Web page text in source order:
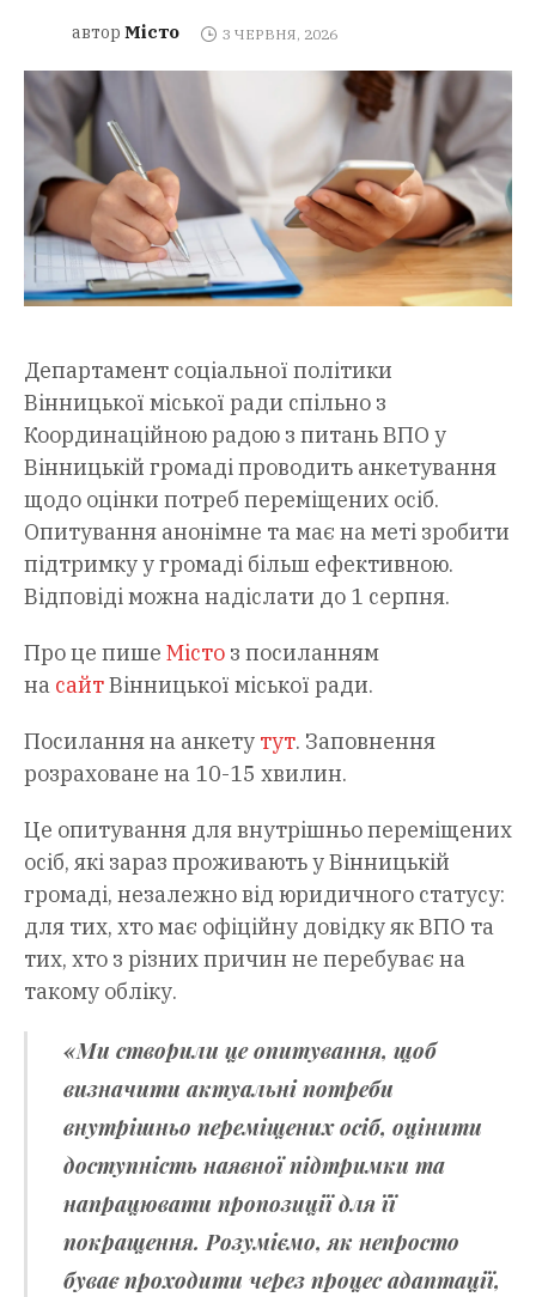
автор Місто 3 ЧЕРВНЯ, 2026
Департамент соціальної політики
Вінницької міської ради спільно з
Координаційною радою з питань ВПО у
Вінницькій громаді проводить анкетування
щодо оцінки потреб переміщених осіб.
Опитування анонімне та має на меті зробити
підтримку у громаді більш ефективною.
Відповіді можна надіслати до 1 серпня.
Про це пише Місто з посиланням
на сайтВінницької міської ради.
Посилання на анкету тут. Заповнення
розраховане на 10-15 хвилин.
Це опитування для внутрішньо переміщених
осіб, які зараз проживають у Вінницькій
громаді, незалежно від юридичного статусу:
для тих, хто має офіційну довідку як ВПО та
тих, хто з різних причин не перебуває на
такому обліку.
«Ми створили це опитування, щоб
визначити актуальні потреби
внутрішньо переміщених осіб, оцінити
доступність наявної підтримки та
напрацювати пропозиції для її
покращення. Розуміємо, як непросто
буває проходити через процес адаптації,